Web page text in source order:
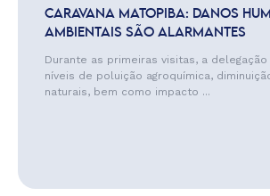
CARAVANA MATOPIBA: DANOS
AMBIENTAIS SÃO ALARMANTES
Durante as primeiras visitas, a
níveis de poluição agroquímica,
naturais, bem como impacto ...